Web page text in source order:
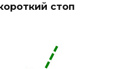
стоп